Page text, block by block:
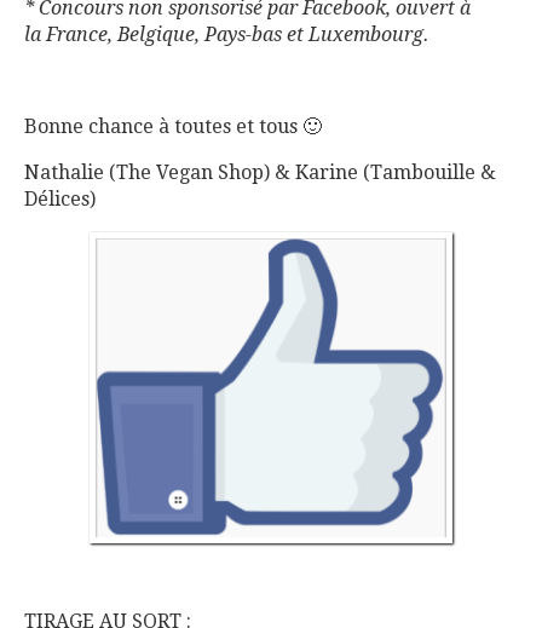
* Concours non sponsorisé par Facebook, ouvert à
la France, Belgique, Pays-bas et Luxembourg.
Bonne chance à toutes et tous 🙂
Nathalie (The Vegan Shop) & Karine (Tambouille &
Délices)
TIRAGE AU SORT :